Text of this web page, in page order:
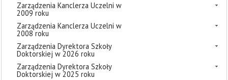
Zarządzenia Kanclerza Uczelni w
2009 roku
Zarządzenia Kanclerza Uczelni w
2008 roku
Zarządzenia Dyrektora Szkoły
Doktorskiej w 2026 roku
Zarządzenia Dyrektora Szkoły
Doktorskiej w 2025 roku